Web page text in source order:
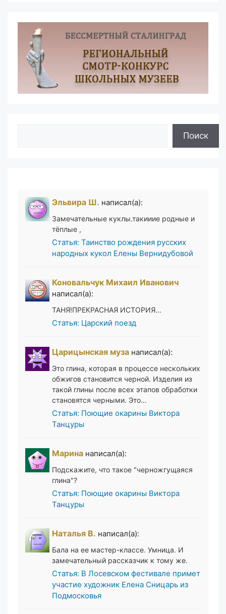
Поиск
Эльвира Ш. написал(а):
Замечательные куклы.такииие родные и
тёплые ,
Статья: Таинство рождения русских
народных кукол Елены Вернидубовой
Коновальчук Михаил Иванович
написал(а):
ТАНЯ!ПРЕКРАСНАЯ ИСТОРИЯ...
Статья: Царский поезд
Царицынская муза написал(а):
Это глина, которая в процессе нескольких
обжигов становится черной. Изделия из
такой глины после всех этапов обработки
становятся черными. Это…
Статья: Поющие окарины Виктора
Танцуры
Марина написал(а):
Подскажите, что такое "черножгущаяся
глина"?
Статья: Поющие окарины Виктора
Танцуры
Наталья В. написал(а):
Бала на ее мастер-классе. Умница. И
замечательный рассказчик к тому же.
Статья: В Лосевском фестивале примет
участие художник Елена Сницарь из
Подмосковья